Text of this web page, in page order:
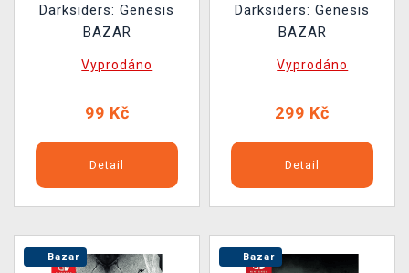
Darksiders: Genesis
BAZAR
Vyprodáno
99 Kč
Detail
Darksiders: Genesis
BAZAR
Vyprodáno
299 Kč
Detail
Bazar Bazar